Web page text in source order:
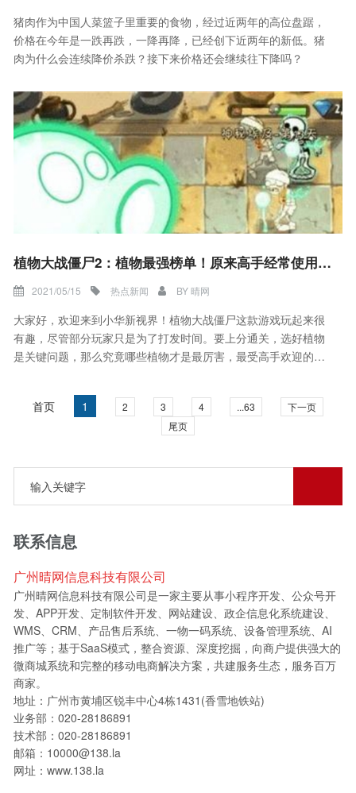
猪肉作为中国人菜篮子里重要的食物，经过近两年的高位盘踞，
价格在今年是一跌再跌，一降再降，已经创下近两年的新低。猪
肉为什么会连续降价杀跌？接下来价格还会继续往下降吗？
植物大战僵尸2：植物最强榜单！原来高手经常使用的是它们
2021/05/15 热点新闻 BY晴网
大家好，欢迎来到小华新视界！植物大战僵尸这款游戏玩起来很
有趣，尽管部分玩家只是为了打发时间。要上分通关，选好植物
是关键问题，那么究竟哪些植物才是最厉害，最受高手欢迎的
首页
1 2 3 4 ...63
下一页
尾页
联系信息
广州晴网信息科技有限公司
广州晴网信息科技有限公司是一家主要从事小程序开发、公众号开
发、APP开发、定制软件开发、网站建设、政企信息化系统建设、
WMS、CRM、产品售后系统、一物一码系统、设备管理系统、AI
推广等；基于SaaS模式，整合资源、深度挖掘，向商户提供强大的
微商城系统和完整的移动电商解决方案，共建服务生态，服务百万
商家。
地址：广州市黄埔区锐丰中心4栋1431(香雪地铁站)
业务部：020-28186891
技术部：020-28186891
邮箱：10000@138.la
网址：www.138.la